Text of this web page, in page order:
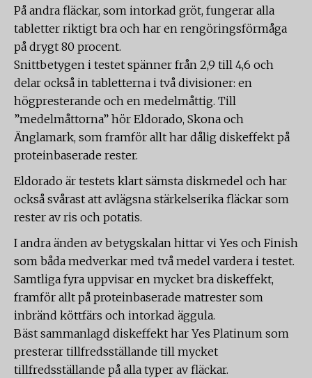
På andra fläckar, som intorkad gröt, fungerar alla
tabletter riktigt bra och har en rengöringsförmåga
på drygt 80 procent.
Snittbetygen i testet spänner från 2,9 till 4,6 och
delar också in tabletterna i två divisioner: en
högpresterande och en medelmåttig. Till
”medelmåttorna” hör Eldorado, Skona och
Änglamark, som framför allt har dålig diskeffekt på
proteinbaserade rester.
Eldorado är testets klart sämsta diskmedel och har
också svårast att avlägsna stärkelserika fläckar som
rester av ris och potatis.
I andra änden av betygskalan hittar vi Yes och Finish
som båda medverkar med två medel vardera i testet.
Samtliga fyra uppvisar en mycket bra diskeffekt,
framför allt på proteinbaserade matrester som
inbränd köttfärs och intorkad äggula.
Bäst sammanlagd diskeffekt har Yes Platinum som
presterar tillfredsställande till mycket
tillfredsställande på alla typer av fläckar.